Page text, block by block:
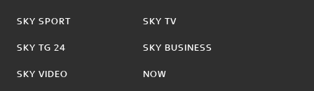
SKY SPORT
SKY TG 24
SKY VIDEO
SKY TV
SKY BUSINESS
NOW